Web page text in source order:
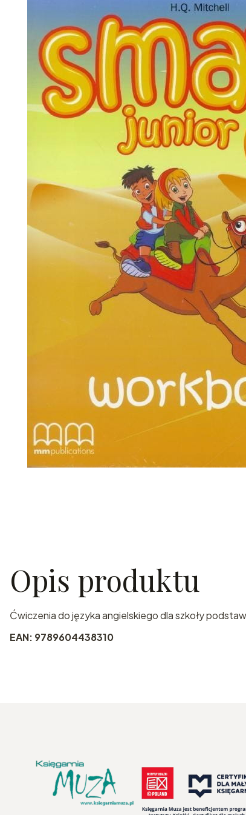
Opis produktu
Ćwiczenia do języka angielskiego dla szkoły
EAN: 9789604438310